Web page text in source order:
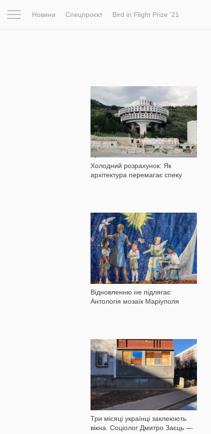
Новини Спецпроєкт Bird in Flight Prize ‘21
Холодний розрахунок: Як
архітектура перемагає спеку
Відновленню не підлягає:
Антологія мозаїк Маріуполя
9 305
Три місяці українці заклеюють
вікна. Соціолог Дмитро Заєць —
83 844